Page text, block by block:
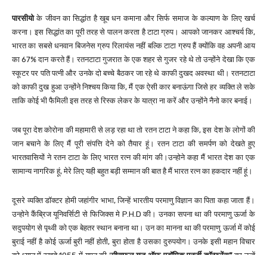
पारसीयोके जीवन का सिद्धांत है खूब धन कमाना और सिर्फ समाज के कल्याण के लिए खर्च
करना। इस सिद्धांत का पूरी तरह से पालन करता है टाटा ग्रुप। आपको जानकर आश्चर्य कि,
भारत का सबसे धनवान बिजनेस ग्रुप रिलायंस नहीं बल्कि टाटा ग्रुप हैं क्योंकि वह अपनी आय
का 67% दान करते हैं। रतनटाटा गुजरात के एक शहर से गुजर रहे थे तो उन्होंने देखा कि एक
स्कूटर पर पति पत्नी और उनके दो बच्चे बैठकर जा रहे थे काफी दुखद अवस्था थी। रतनटाटा
को काफी दुख हुआ उन्होंने निश्चय किया कि, मैं एक ऐसी कार बनाऊंगा जिसे हर व्यक्ति ले सके
ताकि कोई भी फैमिली इस तरह से रिस्क लेकर के यात्रा ना करें और उन्होंने नैनो कार बनाई।
जब पूरा देश कोरोना की महामारी से लड़ रहा था तो रतन टाटा ने कहा कि, इस देश के लोगों की
जान बचाने के लिए मैं पूरी संपत्ति देने को तैयार हूं। रतन टाटा की समर्पण को देखते हुए
भारतवासियों ने रतन टाटा के लिए भारत रत्न की मांग की।उन्होने कहा मैं भारत देश का एक
सामान्य नागरिक हूं, मेरे लिए यही बहुत बड़ी सम्मान की बात है मैं भारत रत्न का हकदार नहीं हूं।
दूसरे व्यक्ति डॉक्टर होमी जहांगीर भाभा, जिन्हें भारतीय परमाणु विज्ञान का पिता कहा जाता हैं।
उन्होने कैंब्रिज यूनिवर्सिटी से फिजिक्स मे P.H.D की। उनका सपना था की परमाणु ऊर्जा के
सदुपयोग से पृथ्वी को एक बेहतर स्थान बनाना था। उन का मानना था की परमाणु ऊर्जा में कोई
बुराई नहीं है कोई ऊर्जा बुरी नहीं होती, बुरा होता है उसका दुरुपयोग। उनके इसी महान विचार